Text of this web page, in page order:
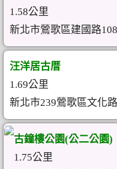
1.58公里
新北市鶯歌區建國路
汪洋居古厝
1.69公里
新北市239鶯歌區文化
古鐘樓公園(公二公園)
1.75公里